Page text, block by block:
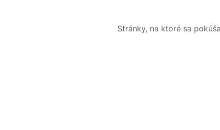
Stránky, na ktoré sa